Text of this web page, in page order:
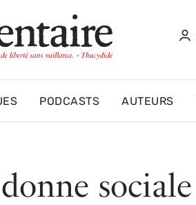
PODCASTS AUTEURS
sociale